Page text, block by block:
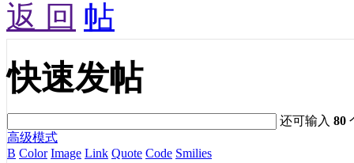
返 回
快速发帖
还可输入80
高级模式
B Color Image Link Quote Code Smilies